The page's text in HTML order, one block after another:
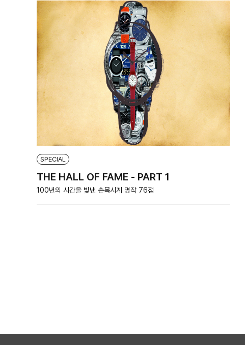
SPECIAL
THE HALL OF FAME - PART 1
100년의 시간을 빛낸 손목시계 명작 76점